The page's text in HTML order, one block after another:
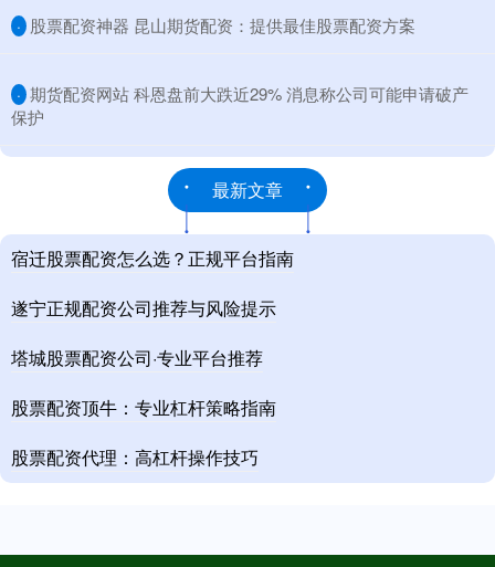
· ​股票配资神器 昆山期货配资：提供最佳股票配资方案
· ​期货配资网站 科恩盘前大跌近29% 消息称公司可能申请破产
保护
最新文章
宿迁股票配资怎么选？正规平台指南
遂宁正规配资公司推荐与风险提示
塔城股票配资公司·专业平台推荐
股票配资顶牛：专业杠杆策略指南
股票配资代理：高杠杆操作技巧